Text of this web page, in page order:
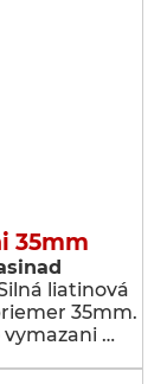
35mm
liatinová
35mm.
…